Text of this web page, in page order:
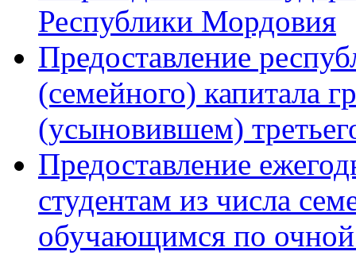
Республики Мордовия
Предоставление
(семейного) капитала
(усыновившем)
Предоставление
студентам из числа
обучающимся по